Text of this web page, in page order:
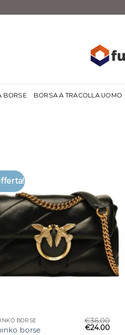
BORSE BORSA A TRACOLLA UOMO
BORSE
borse
€36.00
€24.00